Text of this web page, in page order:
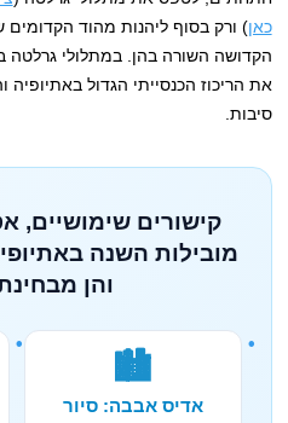
כאן) ורק בסוף ליהנות מהוד
את הריכוז הכנסייתי הגדול
סיבות.
קישורים שימושיים,
מובילות השנה
והן
🏙️
אדיס אבבה: סיור